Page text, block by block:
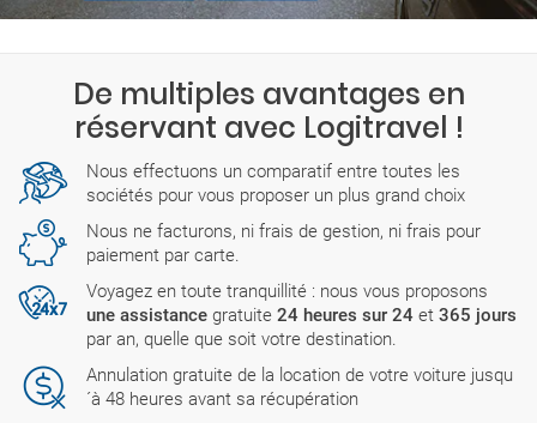
De multiples avantages en
réservant avec Logitravel !
Nous effectuons un comparatif entre toutes les
sociétés pour vous proposer un plus grand choix
Nous ne facturons, ni frais de gestion, ni frais pour
paiement par carte.
Voyagez en toute tranquillité : nous vous proposons
une assistance gratuite 24 heures sur 24 et 365 jours
par an, quelle que soit votre destination.
Annulation gratuite de la location de votre voiture jusqu
´à 48 heures avant sa récupération